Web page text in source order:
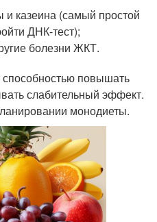
и казеина (самый простой
ДНК-тест);
болезни ЖКТ.
способностью повышать
слабительный эффект.
монодиеты.